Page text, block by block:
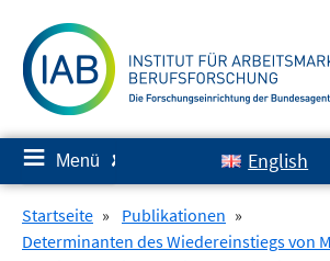
zum
Inhalt
≡ Menü ✘ English
Startseite » Publikationen »
Determinanten des Wiedereinstiegs von